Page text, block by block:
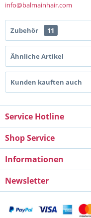
info@balmainhair.com
Zubehör 11
Ähnliche Artikel
Kunden kauften auch
Service Hotline
Shop Service
Informationen
Newsletter